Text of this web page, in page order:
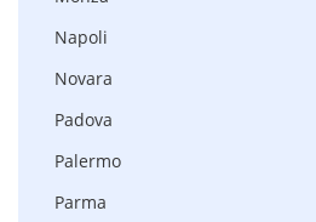
Napoli
Novara
Padova
Palermo
Parma